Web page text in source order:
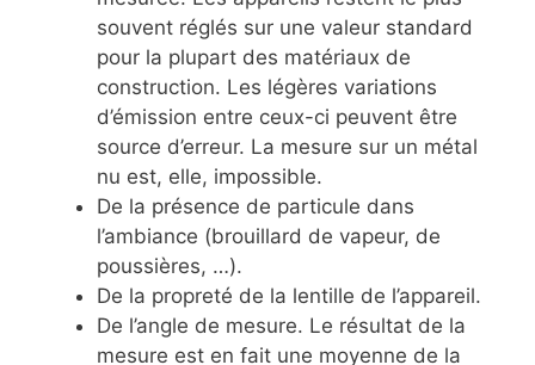
souvent réglés sur une valeur standard
pour la plupart des matériaux de
construction. Les légères variations
d’émission entre ceux-ci peuvent être
source d’erreur. La mesure sur un métal
nu est, elle, impossible.
De la présence de particule dans
l’ambiance (brouillard de vapeur, de
poussières, …).
De la propreté de la lentille de l’appareil.
De l’angle de mesure. Le résultat de la
mesure est en fait une moyenne de la